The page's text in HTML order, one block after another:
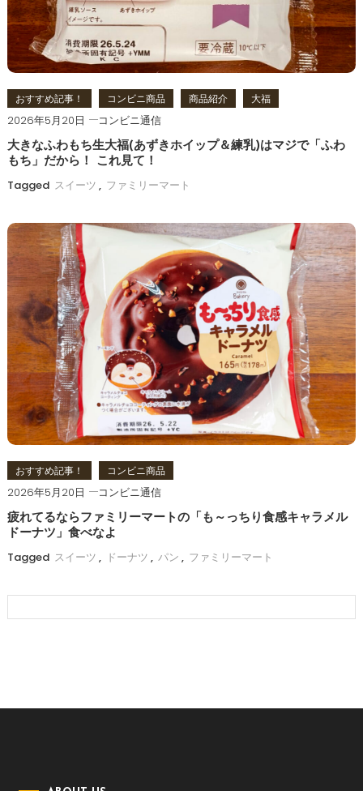
おすすめ記事！ コンビニ商品 商品紹介 大福
2026年5月20日 コンビニ通信
大きなふわもち生大福(あずきホイップ＆練乳)はマジで「ふわ
もち」だから！ これ見て！
Tagged スイーツ , ファミリーマート
おすすめ記事！ コンビニ商品
2026年5月20日 コンビニ通信
疲れてるならファミリーマートの「も～っちり食感キャラメル
ドーナツ」食べなよ
Tagged スイーツ , ドーナツ , パン , ファミリーマート